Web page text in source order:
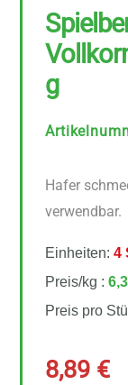
g
Hafer
verwendbar.
Einheiten:4
Preis/kg :
Preis pro
8,89 €